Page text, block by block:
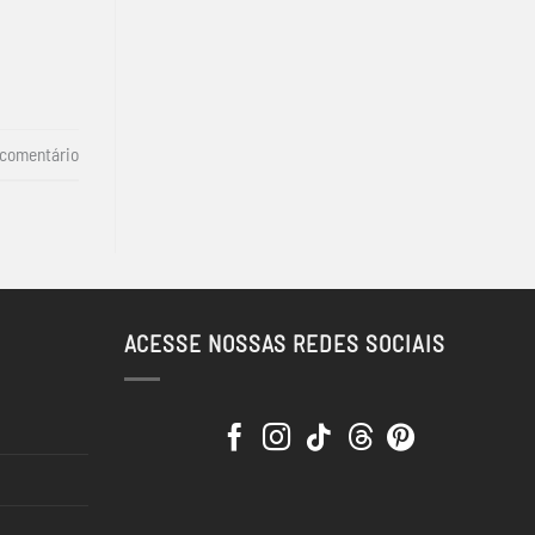
ACESSE NOSSAS REDES SOCIAIS